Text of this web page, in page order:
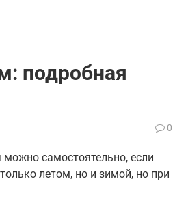
подробная
0
самостоятельно, если
летом, но и зимой, но при